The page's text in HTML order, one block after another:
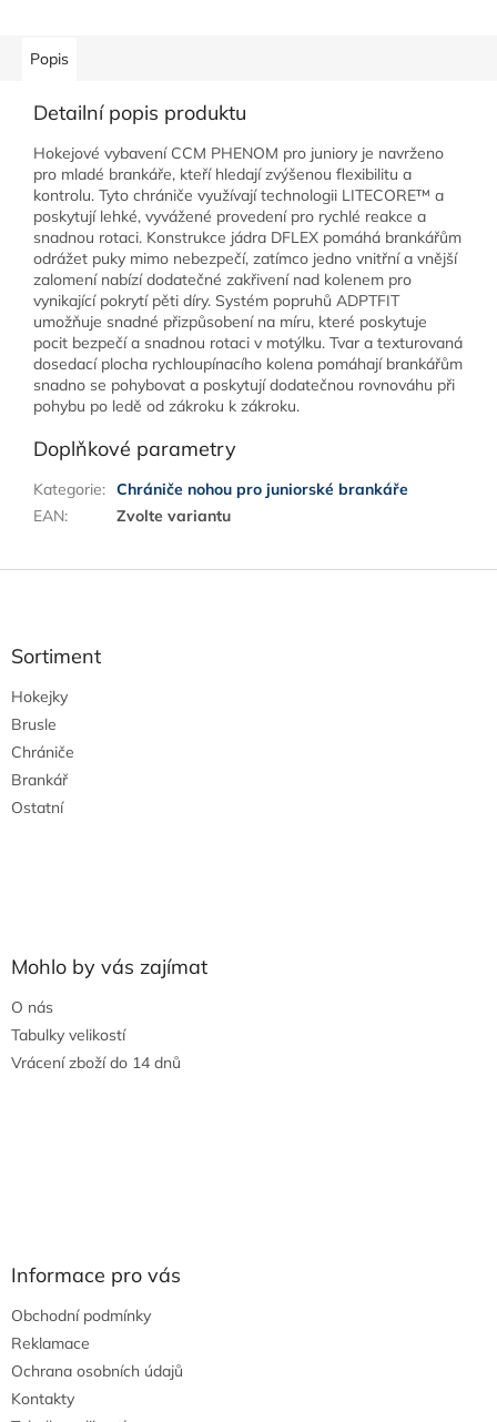
Popis
Detailní popis produktu
Hokejové vybavení CCM PHENOM pro juniory je navrženo
pro mladé brankáře, kteří hledají zvýšenou flexibilitu a
kontrolu. Tyto chrániče využívají technologii LITECORE™ a
poskytují lehké, vyvážené provedení pro rychlé reakce a
snadnou rotaci. Konstrukce jádra DFLEX pomáhá brankářům
odrážet puky mimo nebezpečí, zatímco jedno vnitřní a vnější
zalomení nabízí dodatečné zakřivení nad kolenem pro
vynikající pokrytí pěti díry. Systém popruhů ADPTFIT
umožňuje snadné přizpůsobení na míru, které poskytuje
pocit bezpečí a snadnou rotaci v motýlku. Tvar a texturovaná
dosedací plocha rychloupínacího kolena pomáhají brankářům
snadno se pohybovat a poskytují dodatečnou rovnováhu při
pohybu po ledě od zákroku k zákroku.
Doplňkové parametry
Kategorie: Chrániče nohou pro juniorské brankáře
EAN: Zvolte variantu
Sortiment
Hokejky
Brusle
Chrániče
Brankář
Ostatní
Mohlo by vás zajímat
O nás
Tabulky velikostí
Vrácení zboží do 14 dnů
Informace pro vás
Obchodní podmínky
Reklamace
Ochrana osobních údajů
Kontakty